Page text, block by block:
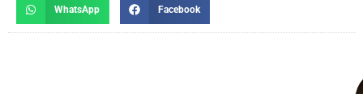
WhatsApp Facebook